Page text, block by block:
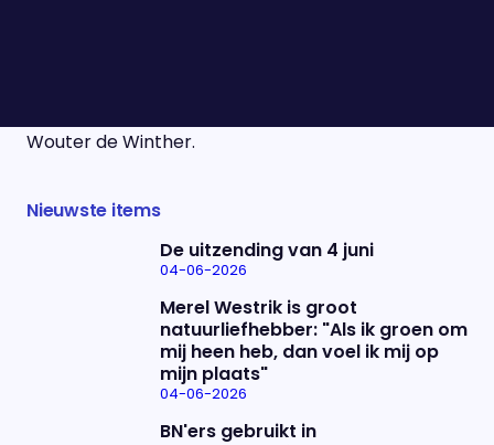
Wouter de Winther.
Nieuwste items
De uitzending van 4 juni
04-06-2026
Merel Westrik is groot
natuurliefhebber: "Als ik groen om
mij heen heb, dan voel ik mij op
mijn plaats"
04-06-2026
BN'ers gebruikt in